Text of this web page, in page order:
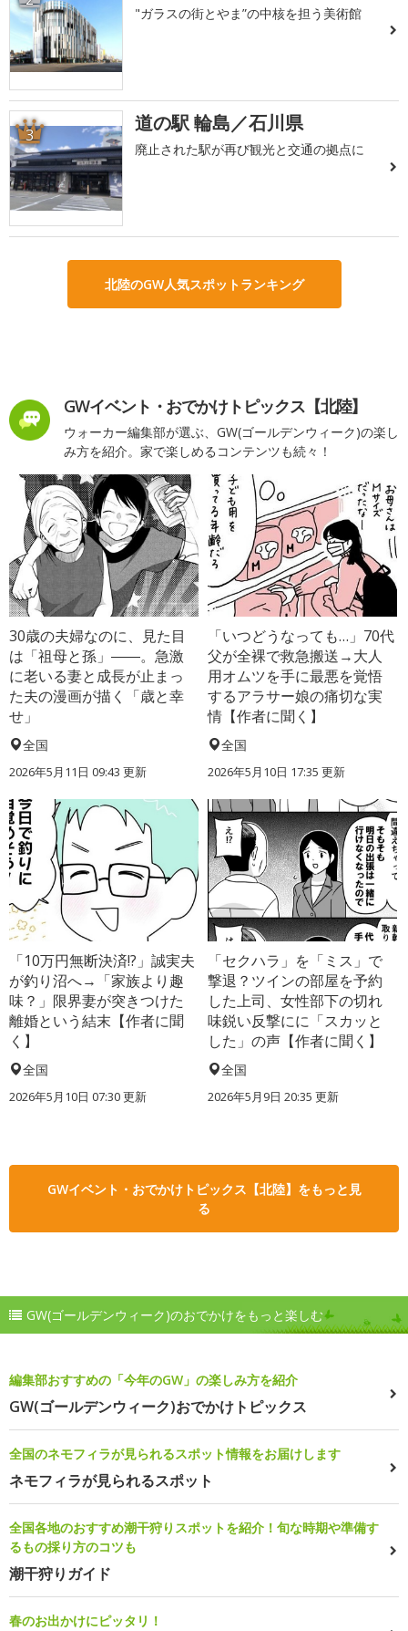
"ガラスの街とやま”の中核を担う美術館
3 道の駅 輪島／石川県
廃止された駅が再び観光と交通の拠点に
北陸のGW人気スポットランキング
GWイベント・おでかけトピックス【北陸】
ウォーカー編集部が選ぶ、GW(ゴールデンウィーク)の楽し
み方を紹介。家で楽しめるコンテンツも続々！
30歳の夫婦なのに、見た目
は「祖母と孫」――。急激
に老いる妻と成長が止まっ
た夫の漫画が描く「歳と幸
せ」
全国
2026年5月11日 09:43 更新
「いつどうなっても…」70代
父が全裸で救急搬送→大人
用オムツを手に最悪を覚悟
するアラサー娘の痛切な実
情【作者に聞く】
全国
2026年5月10日 17:35 更新
「10万円無断決済!?」誠実夫
が釣り沼へ→「家族より趣
味？」限界妻が突きつけた
離婚という結末【作者に聞
く】
全国
2026年5月10日 07:30 更新
「セクハラ」を「ミス」で
撃退？ツインの部屋を予約
した上司、女性部下の切れ
味鋭い反撃にに「スカッと
した」の声【作者に聞く】
全国
2026年5月9日 20:35 更新
GWイベント・おでかけトピックス【北陸】をもっと見
る
GW(ゴールデンウィーク)のおでかけをもっと楽しむ
編集部おすすめの「今年のGW」の楽しみ方を紹介
GW(ゴールデンウィーク)おでかけトピックス
全国のネモフィラが見られるスポット情報をお届けします
ネモフィラが見られるスポット
全国各地のおすすめ潮干狩りスポットを紹介！旬な時期や準備す
るもの採り方のコツも
潮干狩りガイド
春のお出かけにピッタリ！